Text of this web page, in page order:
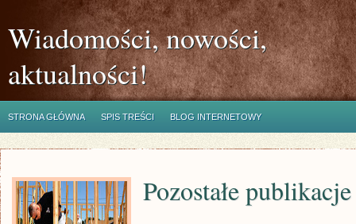
Wiadomości, nowości,
aktualności!
STRONA GŁÓWNA SPIS TREŚCI BLOG INTERNETOWY
Pozostałe publikacje